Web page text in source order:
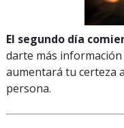
El segundo día
darte más
aumentará tu certeza
persona.